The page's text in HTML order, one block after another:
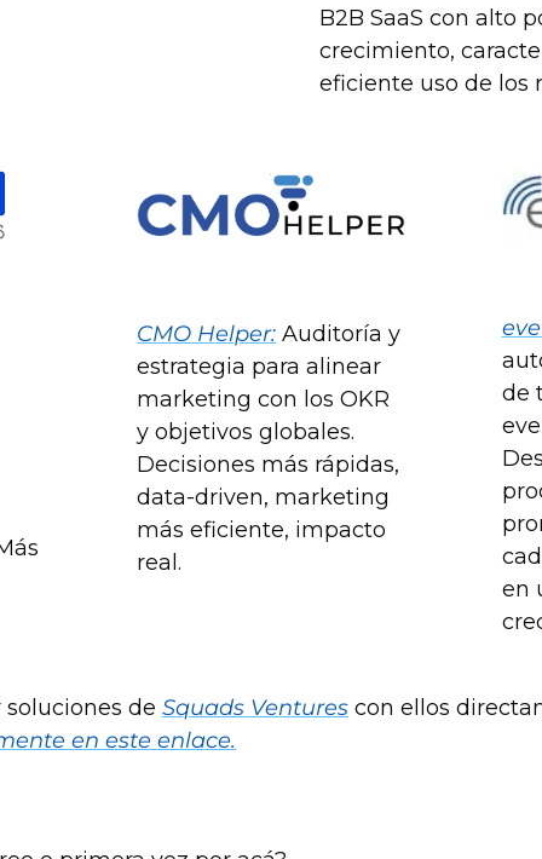
B2B SaaS con alto
crecimiento,
eficiente uso de los
CMO Helper: Auditoría y
estrategia para alinear
marketing con los OKR
y objetivos globales.
Decisiones más rápidas,
data-driven, marketing
más eficiente, impacto
real.
de
en
de Squads Ventures
en este enlace.